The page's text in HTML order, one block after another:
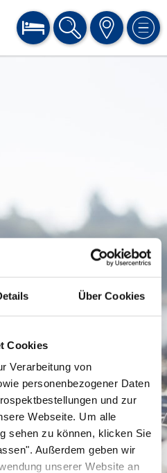
Über Cookies
Cookies
Verarbeitung von
personenbezogener Daten
und zur
Webseite. Um alle
sehen zu können, klicken Sie
Außerdem geben wir
unserer Website an
BUCHEN SUCHE KARTE MENÜ